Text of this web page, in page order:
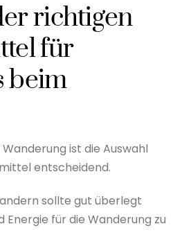
richtigen
für
beim
ist die Auswahl
entscheidend.
sollte gut überlegt
Energie für die Wanderung zu